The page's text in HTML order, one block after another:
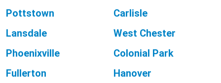
Pottstown
Carlisle
Lansdale
West Chester
Phoenixville
Colonial Park
Fullerton
Hanover